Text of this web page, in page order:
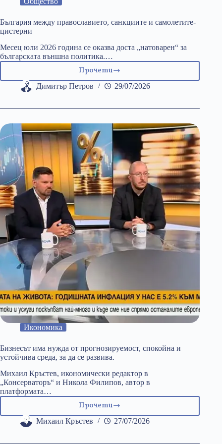
България между православието, санкциите и самолетите-
цистерни
Месец юли 2026 година се оказва доста „натоварен“ за
българската външна политика.…
ПрочетиБългария
между
санкциите
самолетите-
цистерни
Димитър Петров 29/07/2026
Икономика
Бизнесът има нужда от прогнозируемост, спокойна и
устойчива среда, за да се развива.
Михаил Кръстев, икономически редактор в
„Консерваторъ“ и Никола Филипов, автор в
платформата…
ПрочетиБизнесът
има
от
Михаил Кръстев 27/07/2026